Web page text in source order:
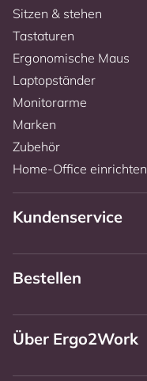
Sitzen & stehen
Tastaturen
Ergonomische Maus
Laptopständer
Monitorarme
Marken
Zubehör
Home-Office einrichten
Kundenservice
Bestellen
Über Ergo2Work